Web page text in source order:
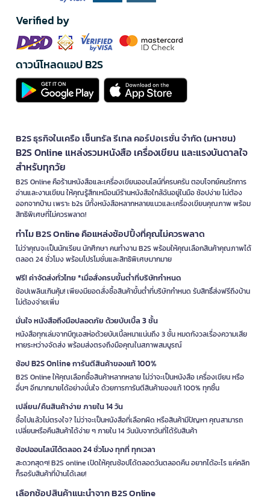
Verified by
ดาวน์โหลดแอป B2S
B2S ธุรกิจในเครือ เซ็นทรัล รีเทล คอร์ปอเรชั่น จำกัด (มหาชน)
B2S Online แหล่งรวมหนังสือ เครื่องเขียน และแรงบันดาลใจ
สำหรับทุกวัย
B2S Online คือร้านหนังสือและเครื่องเขียนออนไลน์ที่ครบครัน ตอบโจทย์คนรักการ
อ่านและงานเขียน ให้คุณรู้สึกเหมือนมีร้านหนังสือใกล้ฉันอยู่ในมือ ช้อปง่าย ไม่ต้อง
ออกจากบ้าน เพราะ b2s มีทั้งหนังสือหลากหลายแนวและเครื่องเขียนคุณภาพ พร้อม
สิทธิพิเศษที่ไม่ควรพลาด!
ทำไม B2S Online คือแหล่งช้อปปิ้งที่คุณไม่ควรพลาด
ไม่ว่าคุณจะเป็นนักเรียน นักศึกษา คนทำงาน B2S พร้อมให้คุณเลือกสินค้าคุณภาพได้
ตลอด 24 ชั่วโมง พร้อมโปรโมชั่นและสิทธิพิเศษมากมาย
ฟรี! ค่าจัดส่งทั่วไทย *เมื่อสั่งครบขั้นต่ำที่บริษัทกำหนด
ช้อปเพลินเกินคุ้ม! เพียงมียอดสั่งซื้อสินค้าขั้นต่ำที่บริษัทกำหนด รับสิทธิ์ส่งฟรีถึงบ้าน
ไม่ต้องจ่ายเพิ่ม
มั่นใจ หนังสือถึงมือปลอดภัย ด้วยบับเบิ้ล 3 ชั้น
หนังสือทุกเล่มจากบีทูเอสห่อด้วยบับเบิ้ลหนาแน่นถึง 3 ชั้น หมดกังวลเรื่องความเสีย
หายระหว่างจัดส่ง พร้อมส่งตรงถึงมือคุณในสภาพสมบูรณ์
ช้อป B2S Online การันตีสินค้าของแท้ 100%
B2S Online ให้คุณเลือกซื้อสินค้าหลากหลาย ไม่ว่าจะเป็นหนังสือ เครื่องเขียน หรือ
อื่นๆ อีกมากมายได้อย่างมั่นใจ ด้วยการการันตีสินค้าของแท้ 100% ทุกชิ้น
เปลี่ยน/คืนสินค้าง่าย ภายใน 14 วัน
ซื้อไปแล้วไม่ตรงใจ? ไม่ว่าจะเป็นหนังสือที่เลือกผิด หรือสินค้ามีปัญหา คุณสามารถ
เปลี่ยนหรือคืนสินค้าได้ง่าย ๆ ภายใน 14 วันนับจากวันที่ได้รับสินค้า
ช้อปออนไลน์ได้ตลอด 24 ชั่วโมง ทุกที่ ทุกเวลา
สะดวกสุดๆ! B2S online เปิดให้คุณช้อปได้ตลอดวันตลอดคืน อยากได้อะไร แค่คลิก
ก็รอรับสินค้าที่บ้านได้เลย!
เลือกช้อปสินค้าแนะนำจาก B2S Online